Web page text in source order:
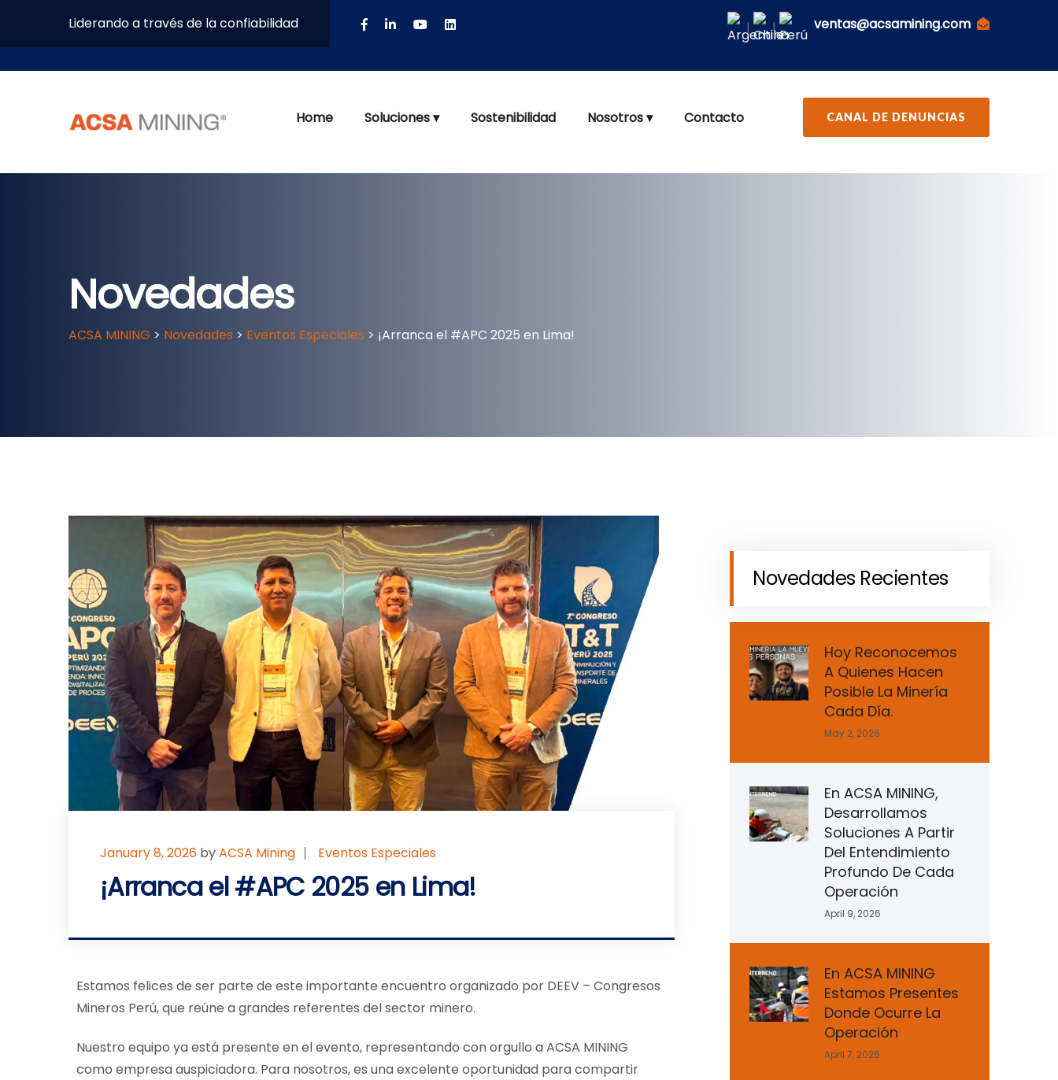
Liderando a través de la confiabilidad | | ventas@acsamining.com
Home Soluciones ▾ Sostenibilidad Nosotros ▾ Contacto CANAL DE DENUNCIAS
Novedades
ACSA MINING > Novedades > Eventos Especiales > ¡Arranca el #APC 2025 en Lima!
January 8, 2026 byACSA Mining Eventos Especiales
¡Arranca el #APC 2025 en Lima!
Estamos felices de ser parte de este importante encuentro organizado por DEEV – Congresos
Mineros Perú, que reúne a grandes referentes del sector minero.
Nuestro equipo ya está presente en el evento, representando con orgullo a ACSA MINING
como empresa auspiciadora. Para nosotros, es una excelente oportunidad para compartir
Novedades Recientes
Hoy Reconocemos
A Quienes Hacen
Posible La Minería
Cada Día.
May 2, 2026
En ACSA MINING,
Desarrollamos
Soluciones A Partir
Del Entendimiento
Profundo De Cada
Operación
April 9, 2026
En ACSA MINING
Estamos Presentes
Donde Ocurre La
Operación
April 7, 2026